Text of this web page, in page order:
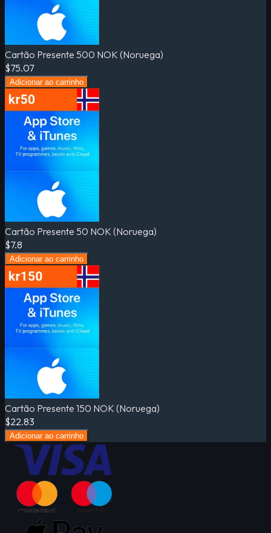
Cartão Presente 500 NOK (Noruega)
$75.07
Adicionar ao carrinho
Cartão Presente 50 NOK (Noruega)
$7.8
Adicionar ao carrinho
Cartão Presente 150 NOK (Noruega)
$22.83
Adicionar ao carrinho